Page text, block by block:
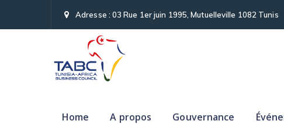
Adresse : 03 Rue 1er juin 1995, Mutuelleville 1082 Tunis
Home A propos Gouvernance